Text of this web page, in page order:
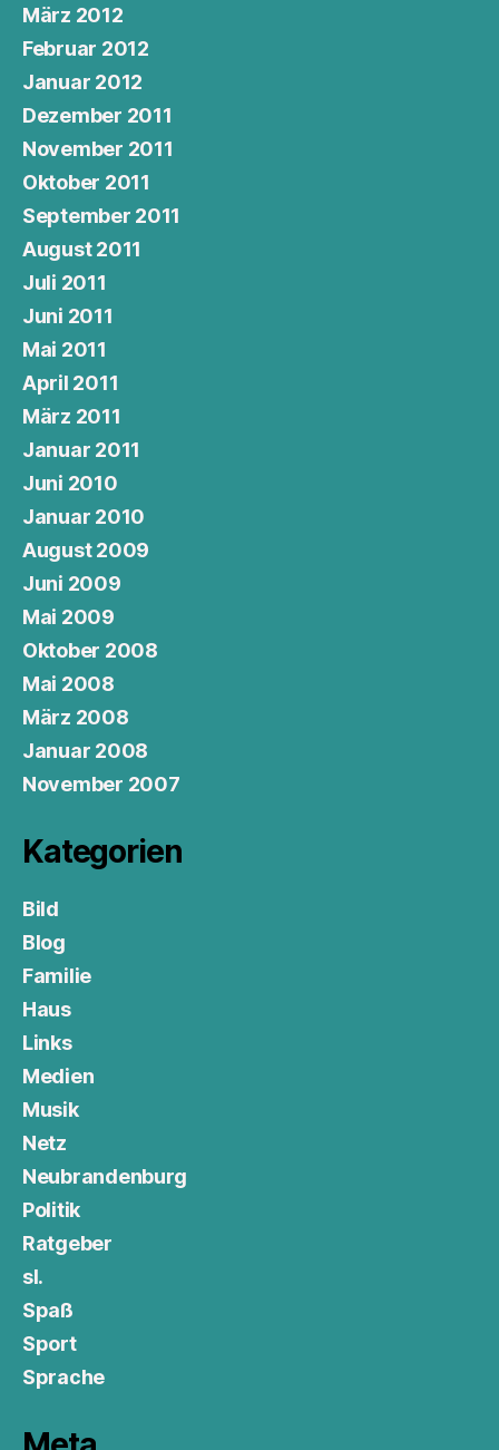
März 2012
Februar 2012
Januar 2012
Dezember 2011
November 2011
Oktober 2011
September 2011
August 2011
Juli 2011
Juni 2011
Mai 2011
April 2011
März 2011
Januar 2011
Juni 2010
Januar 2010
August 2009
Juni 2009
Mai 2009
Oktober 2008
Mai 2008
März 2008
Januar 2008
November 2007
Kategorien
Bild
Blog
Familie
Haus
Links
Medien
Musik
Netz
Neubrandenburg
Politik
Ratgeber
sl.
Spaß
Sport
Sprache